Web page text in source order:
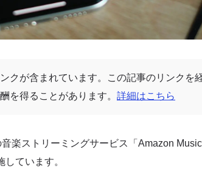
クが含まれています。この記事のリンクを
を得ることがあります。 詳細はこちら
楽ストリーミングサービス「Amazon
ています。